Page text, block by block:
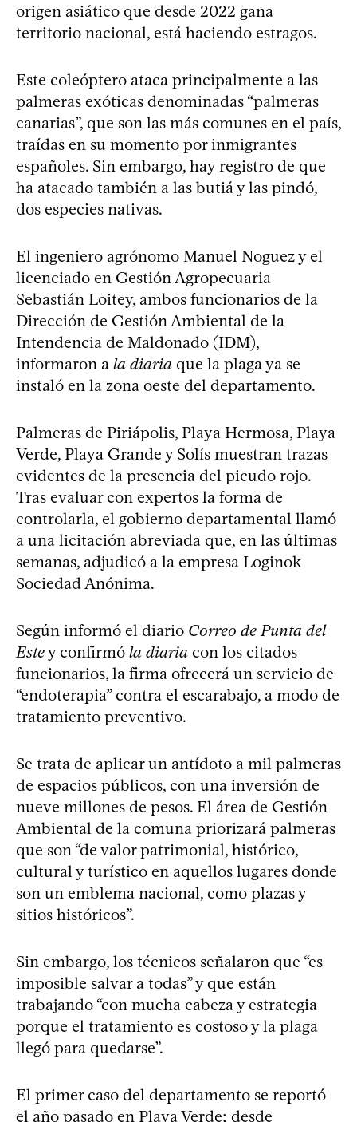
origen asiático que desde 2022 gana
territorio nacional, está haciendo estragos.
Este coleóptero ataca principalmente a las
palmeras exóticas denominadas “palmeras
canarias”, que son las más comunes en el país,
traídas en su momento por inmigrantes
españoles. Sin embargo, hay registro de que
ha atacado también a las butiá y las pindó,
dos especies nativas.
El ingeniero agrónomo Manuel Noguez y el
licenciado en Gestión Agropecuaria
Sebastián Loitey, ambos funcionarios de la
Dirección de Gestión Ambiental de la
Intendencia de Maldonado (IDM),
informaron a la diaria que la plaga ya se
instaló en la zona oeste del departamento.
Palmeras de Piriápolis, Playa Hermosa, Playa
Verde, Playa Grande y Solís muestran trazas
evidentes de la presencia del picudo rojo.
Tras evaluar con expertos la forma de
controlarla, el gobierno departamental llamó
a una licitación abreviada que, en las últimas
semanas, adjudicó a la empresa Loginok
Sociedad Anónima.
Según informó el diario Correo de Punta del
Estey confirmó la diaria con los citados
funcionarios, la firma ofrecerá un servicio de
“endoterapia” contra el escarabajo, a modo de
tratamiento preventivo.
Se trata de aplicar un antídoto a mil palmeras
de espacios públicos, con una inversión de
nueve millones de pesos. El área de Gestión
Ambiental de la comuna priorizará palmeras
que son “de valor patrimonial, histórico,
cultural y turístico en aquellos lugares donde
son un emblema nacional, como plazas y
sitios históricos”.
Sin embargo, los técnicos señalaron que “es
imposible salvar a todas” y que están
trabajando “con mucha cabeza y estrategia
porque el tratamiento es costoso y la plaga
llegó para quedarse”.
El primer caso del departamento se reportó
el año pasado en Playa Verde; desde